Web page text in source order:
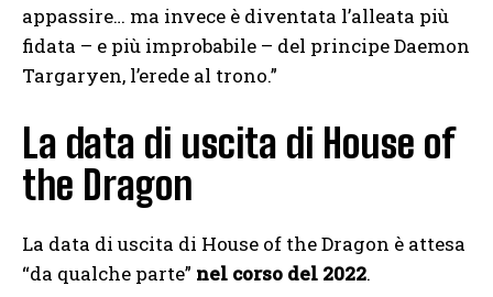
appassire… ma invece è diventata l’alleata più
fidata – e più improbabile – del principe Daemon
Targaryen, l’erede al trono.”
La data di uscita di House of
the Dragon
La data di uscita di House of the Dragon è attesa
“da qualche parte” nel corso del 2022.